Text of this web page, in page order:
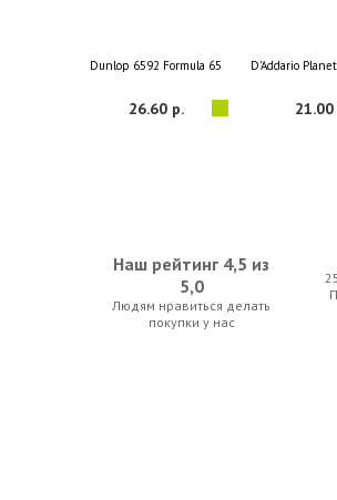
Dunlop 6592 Formula 65
26.60 р.
D'Addario
21.00
D'Addario Planet Waves PW-FRP FretD'Addario
Наш рейтинг 4,5 из
5,0
Людям нравиться делать
покупки у нас